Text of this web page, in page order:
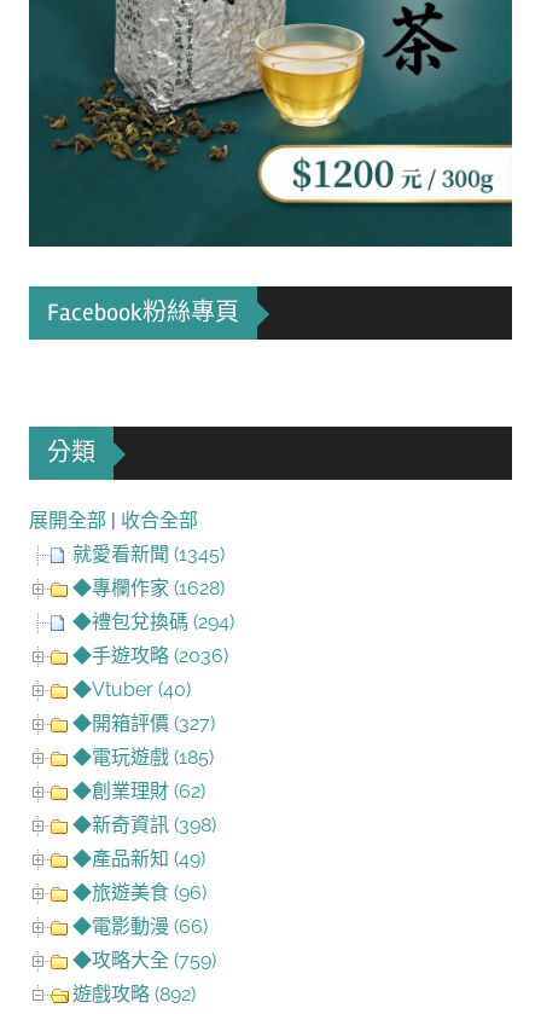
Facebook粉絲專頁
分類
展開全部 | 收合全部
就愛看新聞 (1345)
◆專欄作家 (1628)
◆禮包兌換碼 (294)
◆手遊攻略 (2036)
◆Vtuber (40)
◆開箱評價 (327)
◆電玩遊戲 (185)
◆創業理財 (62)
◆新奇資訊 (398)
◆產品新知 (49)
◆旅遊美食 (96)
◆電影動漫 (66)
◆攻略大全 (759)
遊戲攻略 (892)